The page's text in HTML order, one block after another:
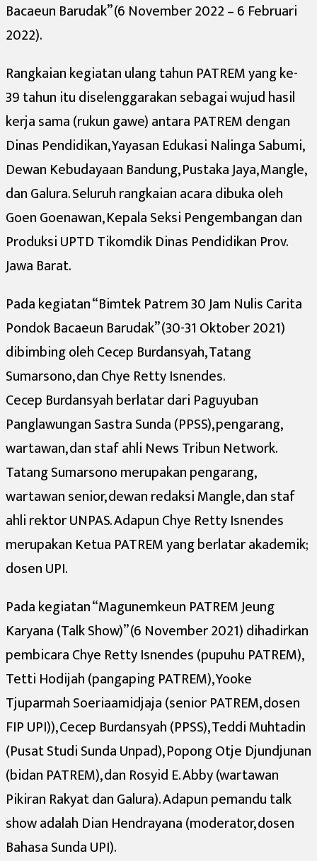
Bacaeun Barudak” (6 November 2022 – 6 Februari
2022).
Rangkaian kegiatan ulang tahun PATREM yang ke-
39 tahun itu diselenggarakan sebagai wujud hasil
kerja sama (rukun gawe) antara PATREM dengan
Dinas Pendidikan, Yayasan Edukasi Nalinga Sabumi,
Dewan Kebudayaan Bandung, Pustaka Jaya, Mangle,
dan Galura. Seluruh rangkaian acara dibuka oleh
Goen Goenawan, Kepala Seksi Pengembangan dan
Produksi UPTD Tikomdik Dinas Pendidikan Prov.
Jawa Barat.
Pada kegiatan “Bimtek Patrem 30 Jam Nulis Carita
Pondok Bacaeun Barudak” (30-31 Oktober 2021)
dibimbing oleh Cecep Burdansyah, Tatang
Sumarsono, dan Chye Retty Isnendes.
Cecep Burdansyah berlatar dari Paguyuban
Panglawungan Sastra Sunda (PPSS), pengarang,
wartawan, dan staf ahli News Tribun Network.
Tatang Sumarsono merupakan pengarang,
wartawan senior, dewan redaksi Mangle, dan staf
ahli rektor UNPAS. Adapun Chye Retty Isnendes
merupakan Ketua PATREM yang berlatar akademik;
dosen UPI.
Pada kegiatan “Magunemkeun PATREM Jeung
Karyana (Talk Show)” (6 November 2021) dihadirkan
pembicara Chye Retty Isnendes (pupuhu PATREM),
Tetti Hodijah (pangaping PATREM), Yooke
Tjuparmah Soeriaamidjaja (senior PATREM, dosen
FIP UPI)), Cecep Burdansyah (PPSS), Teddi Muhtadin
(Pusat Studi Sunda Unpad), Popong Otje Djundjunan
(bidan PATREM), dan Rosyid E. Abby (wartawan
Pikiran Rakyat dan Galura). Adapun pemandu talk
show adalah Dian Hendrayana (moderator, dosen
Bahasa Sunda UPI).